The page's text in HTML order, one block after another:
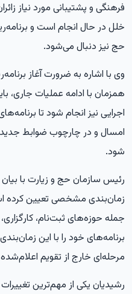
فرهنگی و پشتیبانی مورد نیاز
خلل در حال انجام است و
حج نیز دنبال می‌شود.
وی با اشاره به ضرورت آغاز
همزمان با ادامه عملیات جاری،
امسال و در چارچوب ضوابط
شود.
رئیس سازمان حج و زیارت با بیان
زمان‌بندی مشخصی تعیین کرده
جمله حوزه‌های ثبت‌نام،
برنامه‌های خود را با این
مرحله‌ای خارج از تقویم